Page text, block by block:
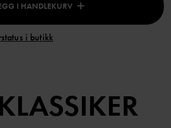
I HANDLEKURV
i butikk